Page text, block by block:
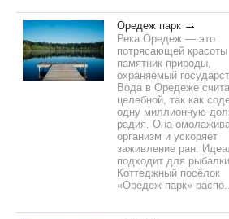
Оредеж парк
Река Оредеж — это
потрясающей красоты
памятник природы,
охраняемый
Вода в Оредеже
целебной, так как
одну миллионную
радия. Она
организм и ускоряет
заживление ран.
подходит для
Коттеджный посёлок
«Оредеж парк»